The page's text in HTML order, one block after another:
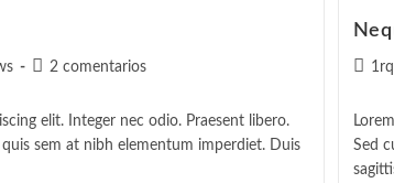
Comentarios
entrada:
2 comentarios
elit. Integer nec odio. Praesent libero.
sem at nibh elementum imperdiet. Duis
Autor
la
Sed